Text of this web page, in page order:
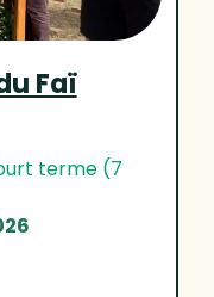
Faï
terme (7